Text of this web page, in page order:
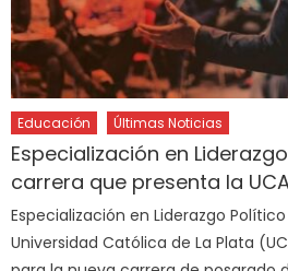
Educación Últimas Noticias
Especialización en
carrera que presenta la
Especialización en Liderazgo
Universidad Católica de La Plata